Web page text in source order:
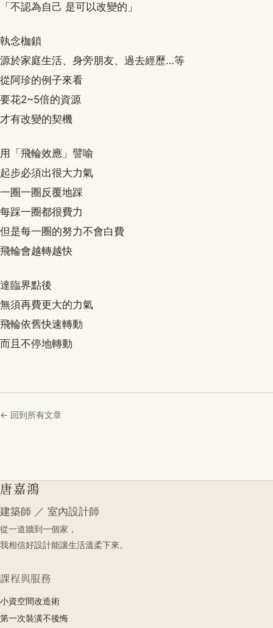
「不認為自己 是可以改變的」
執念枷鎖
源於家庭生活、身旁朋友、過去經歷…等
從阿珍的例子來看
要花2~5倍的資源
才有改變的契機
用「飛輪效應」譬喻
起步必須出很大力氣
一圈一圈反覆地踩
每踩一圈都很費力
但是每一圈的努力不會白費
飛輪會越轉越快
達臨界點後
無須再費更大的力氣
飛輪依舊快速轉動
而且不停地轉動
← 回到所有文章
唐嘉鴻
建築師 ／ 室內設計師
從一道牆到一個家，
我相信好設計能讓生活溫柔下來。
課程與服務
小資空間改造術
第一次裝潢不後悔